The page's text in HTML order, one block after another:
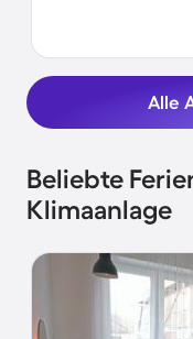
Alle
Beliebte
Klimaanlage